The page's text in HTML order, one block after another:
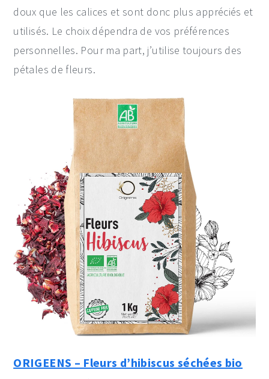
doux que les calices et sont donc plus appréciés et
utilisés. Le choix dépendra de vos préférences
personnelles. Pour ma part, j’utilise toujours des
pétales de fleurs.
ORIGEENS – Fleurs d’hibiscus séchées bio